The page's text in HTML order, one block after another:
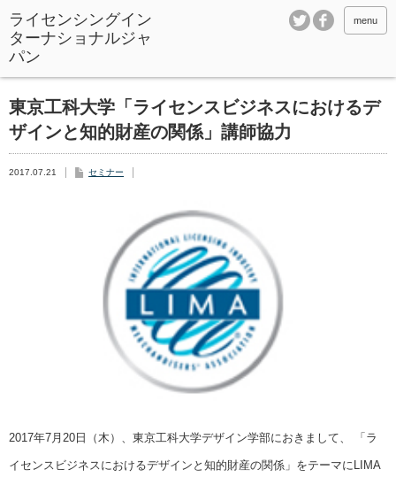
ライセンシングイン
ターナショナルジャ
パン
menu
東京工科大学「ライセンスビジネスにおけるデ
ザインと知的財産の関係」講師協力
2017.07.21 セミナー
2017年7月20日（木）、東京工科大学デザイン学部におきまして、 「ラ
イセンスビジネスにおけるデザインと知的財産の関係」をテーマにLIMA